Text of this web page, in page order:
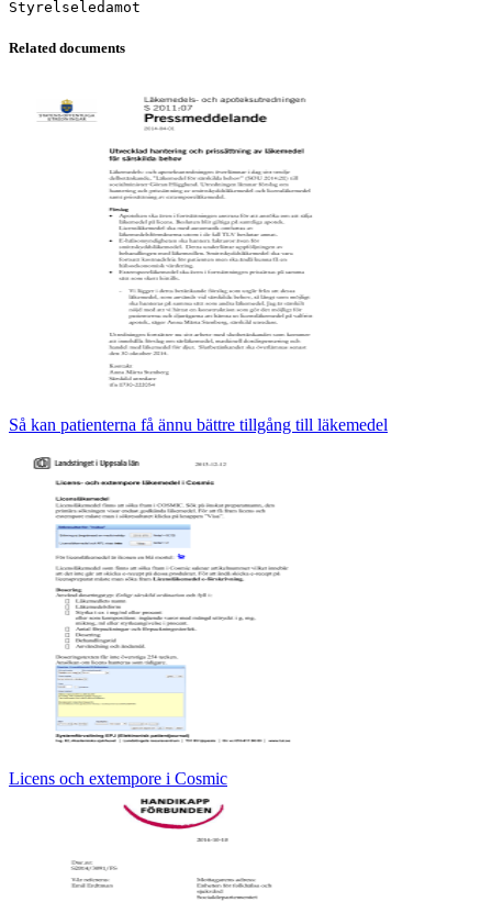
Related documents
Så kan patienterna få ännu bättre tillgång till läkemedel
Licens och extempore i Cosmic